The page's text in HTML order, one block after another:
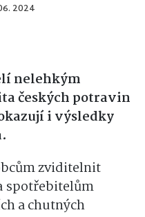
2024
nelehkým
českých potravin
i výsledky
zviditelnit
spotřebitelům
a chutných